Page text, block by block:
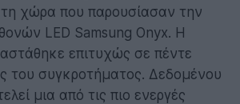
χώρα που παρουσίασαν την
LED Samsung Onyx. Η
επιτυχώς σε πέντε
του συγκροτήματος. Δεδομένου
μια από τις πιο ενεργές